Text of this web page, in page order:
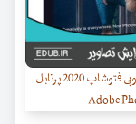
نرم افزار ادوبی فتوشاپ 2020 پرتابل
Adobe